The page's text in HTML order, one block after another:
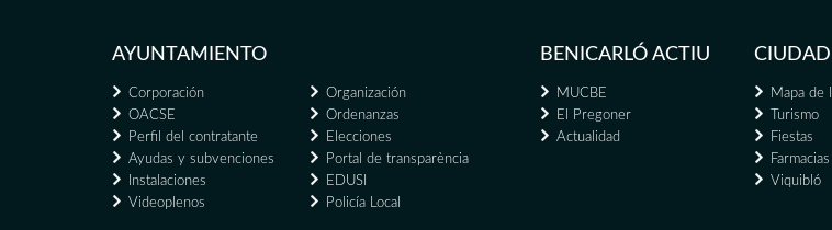
AYUNTAMIENTO
Corporación
Organización
OACSE
Ordenanzas
Perfil del contratante
Elecciones
Ayudas y subvenciones
Portal de transparència
Instalaciones
EDUSI
Videoplenos
Policía Local
BENICARLÓ ACTIU
MUCBE
El Pregoner
Actualidad
CIUDAD
Mapa de
Turismo
Fiestas
Viquibló